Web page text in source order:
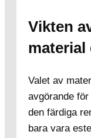
Vikten
material
Valet av
avgörande
den färdiga
bara vara